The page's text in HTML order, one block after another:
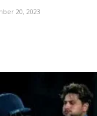
20, 2023